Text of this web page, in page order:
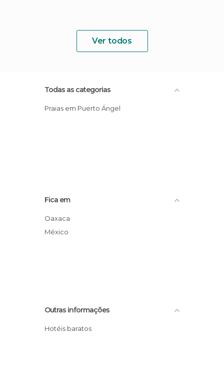
Ver todos
Todas as categorias
Praias em Puerto Ángel
Fica em
Oaxaca
México
Outras informações
Hotéis baratos